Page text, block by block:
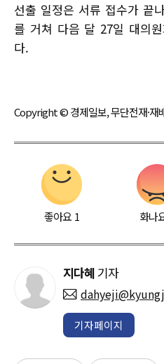
선출 일정은 서류 접수가
를 거쳐 다음 달 27일 대의
다.
Copyright © 경제일보, 무단전재·재
좋아요 1 화나
지다혜 기자
기자페이지